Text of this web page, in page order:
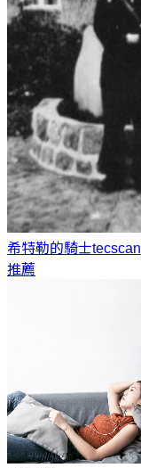
希特勒的騎士tecscan
推薦